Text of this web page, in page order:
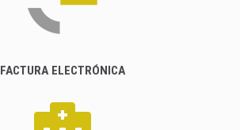
FACTURA ELECTRÓNICA